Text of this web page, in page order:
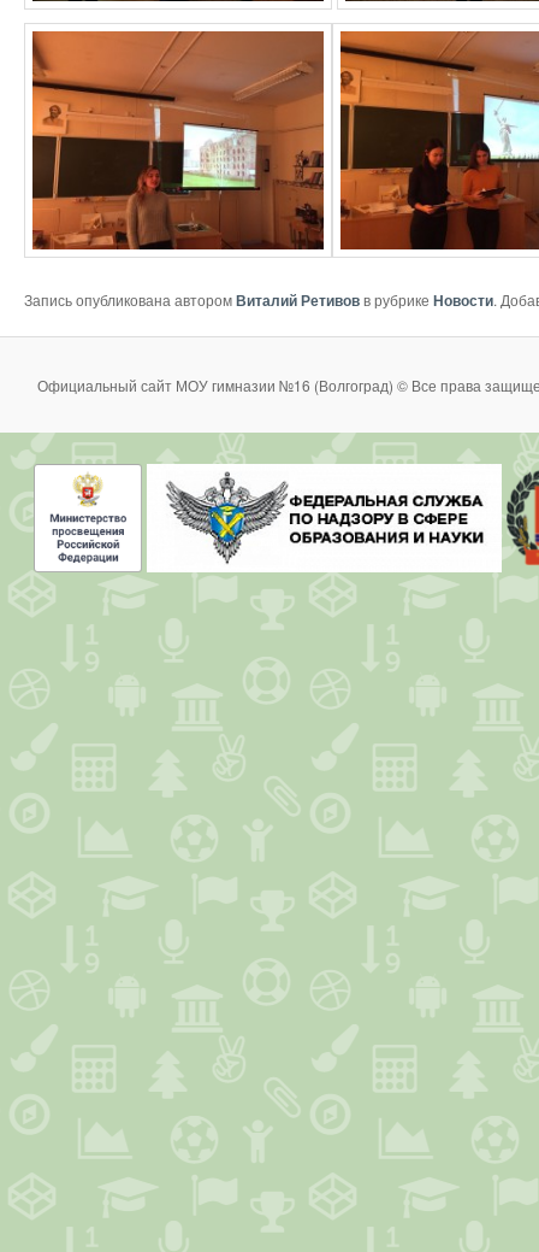
Запись опубликована авторомВиталий Ретивовв рубрике Новости.
Официальный сайт МОУ гимназии №16 (Волгоград) © Все права